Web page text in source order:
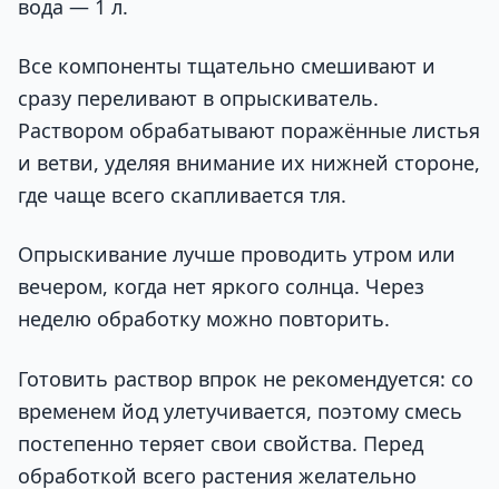
вода — 1 л.
Все компоненты тщательно смешивают и
сразу переливают в опрыскиватель.
Раствором обрабатывают поражённые листья
и ветви, уделяя внимание их нижней стороне,
где чаще всего скапливается тля.
Опрыскивание лучше проводить утром или
вечером, когда нет яркого солнца. Через
неделю обработку можно повторить.
Готовить раствор впрок не рекомендуется: со
временем йод улетучивается, поэтому смесь
постепенно теряет свои свойства. Перед
обработкой всего растения желательно